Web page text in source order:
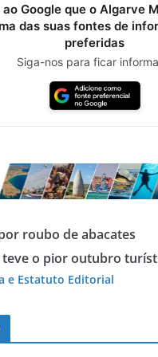
ao Google que o Algarve
das suas fontes de
preferidas
Siga-nos para ficar
roubo de abacates
teve o pior outubro
e Estatuto Editorial